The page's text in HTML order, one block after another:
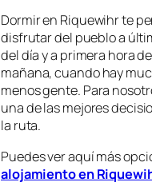
Dormir en Riquewihr te
disfrutar del pueblo a
del día y a primera hora
mañana, cuando hay
menos gente. Para
una de las mejores
la ruta.
Puedes ver aquí más
alojamiento en